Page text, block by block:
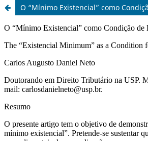
O “Mínimo Existencial” como